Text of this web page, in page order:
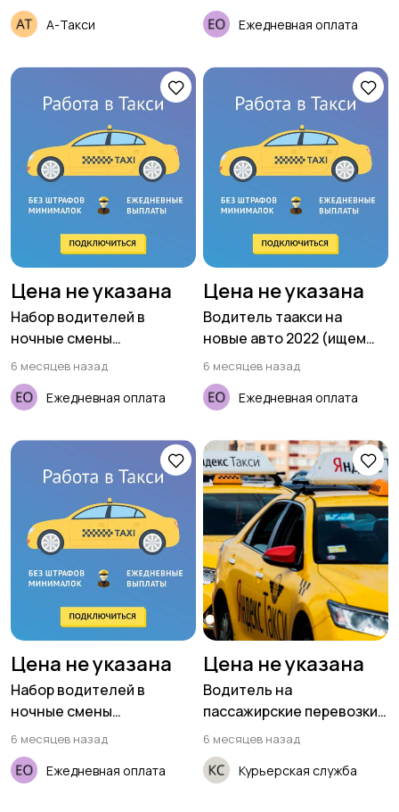
А-Такси Ежедневная оплата
Цена не указана
Набор водителей в
ночные смены
(приглашаем женщин)
6 месяцев назад
Ежедневная оплата
Цена не указана
Водитель таакси на
новые авто 2022 (ищем
женщин)
6 месяцев назад
Ежедневная оплата
Цена не указана
Набор водителей в
ночные смены
(приглашаем женщин)
6 месяцев назад
Ежедневная оплата
Цена не указана
Водитель на
пассажирские перевозки
(ищем женщин)
6 месяцев назад
Курьерская служба